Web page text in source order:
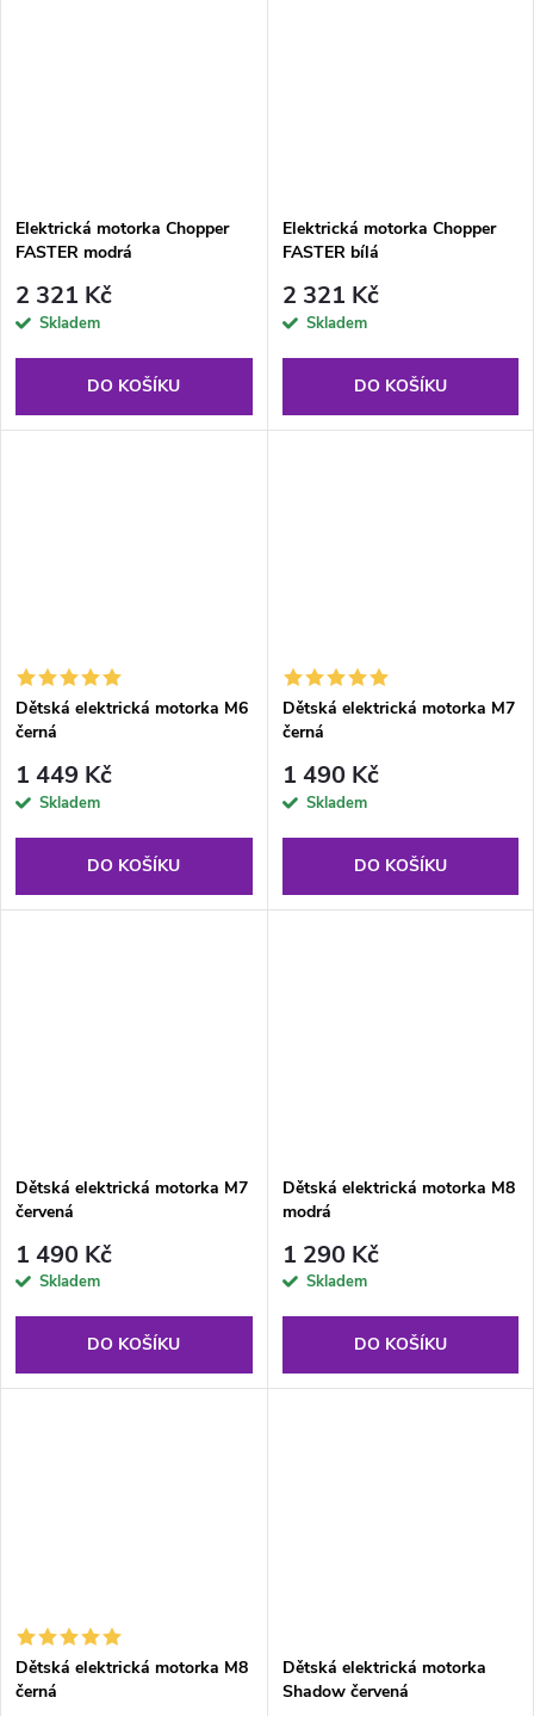
Elektrická motorka Chopper
FASTER modrá
2 321 Kč
Skladem
DO KOŠÍKU
Elektrická motorka Chopper
FASTER bílá
2 321 Kč
Skladem
DO KOŠÍKU
Dětská elektrická motorka M6
černá
1 449 Kč
Skladem
DO KOŠÍKU
Dětská elektrická motorka M7
černá
1 490 Kč
Skladem
DO KOŠÍKU
Dětská elektrická motorka M7
červená
1 490 Kč
Skladem
DO KOŠÍKU
Dětská elektrická motorka M8
modrá
1 290 Kč
Skladem
DO KOŠÍKU
Dětská elektrická motorka M8
černá
Dětská elektrická motorka
Shadow červená